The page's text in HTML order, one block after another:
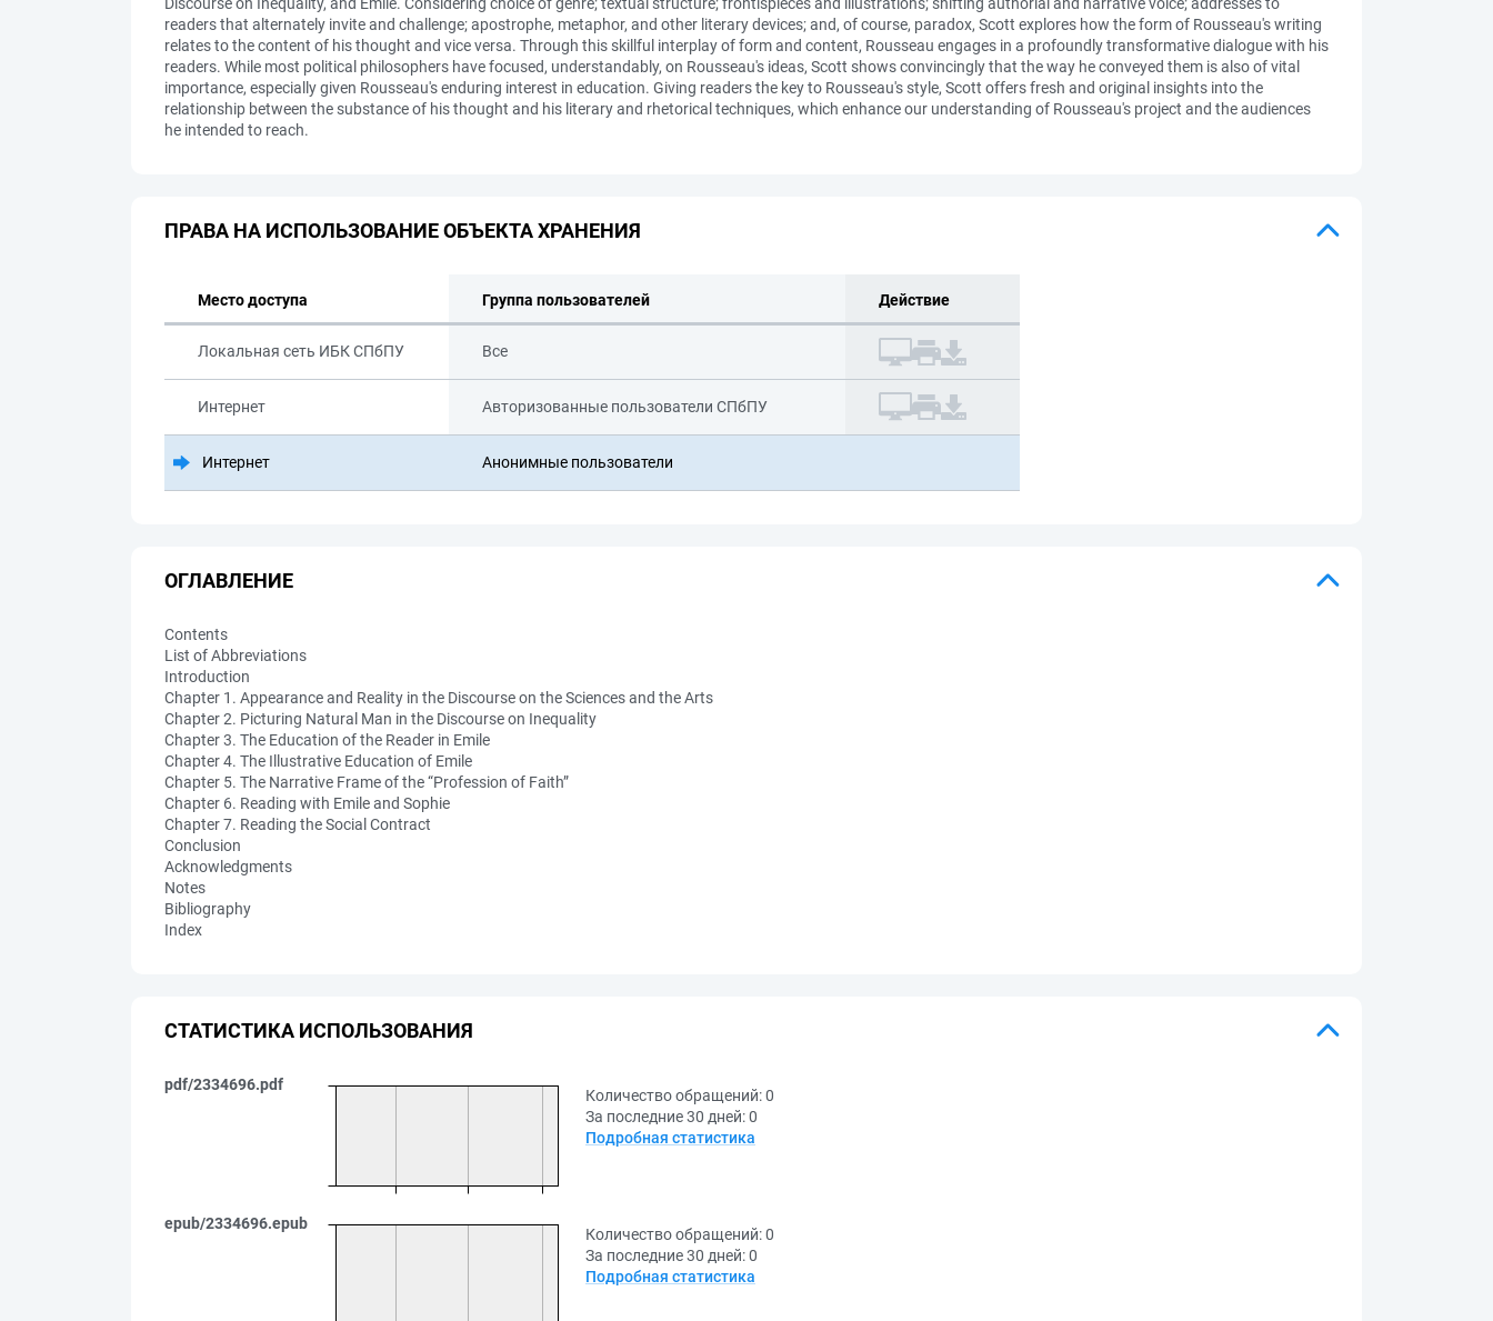
readers that alternately invite and challenge; apostrophe, metaphor, and other literary devices; and, of course, paradox, Scott explores how the form of Rousseau's writing
relates to the content of his thought and vice versa. Through this skillful interplay of form and content, Rousseau engages in a profoundly transformative dialogue with his
readers. While most political philosophers have focused, understandably, on Rousseau's ideas, Scott shows convincingly that the way he conveyed them is also of vital
importance, especially given Rousseau's enduring interest in education. Giving readers the key to Rousseau's style, Scott offers fresh and original insights into the
relationship between the substance of his thought and his literary and rhetorical techniques, which enhance our understanding of Rousseau's project and the audiences
he intended to reach.
ПРАВА НА ИСПОЛЬЗОВАНИЕ ОБЪЕКТА ХРАНЕНИЯ
Место доступа Группа пользователей Действие
Локальная сеть ИБК СПбПУ Все
Интернет Авторизованные пользователи СПбПУ
Интернет Анонимные пользователи
ОГЛАВЛЕНИЕ
Contents
List of Abbreviations
Introduction
Chapter 1. Appearance and Reality in the Discourse on the Sciences and the Arts
Chapter 2. Picturing Natural Man in the Discourse on Inequality
Chapter 3. The Education of the Reader in Emile
Chapter 4. The Illustrative Education of Emile
Chapter 5. The Narrative Frame of the “Profession of Faith”
Chapter 6. Reading with Emile and Sophie
Chapter 7. Reading the Social Contract
Conclusion
Acknowledgments
Notes
Bibliography
Index
СТАТИСТИКА ИСПОЛЬЗОВАНИЯ
pdf/2334696.pdf
Количество обращений:0
За последние 30 дней:0
Подробная статистика
epub/2334696.epub
Количество обращений:0
За последние 30 дней:0
Подробная статистика